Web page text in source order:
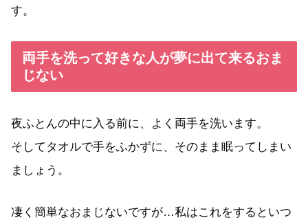
す。
両手を洗って好きな人が夢に出て来るおま
じない
夜ふとんの中に入る前に、よく両手を洗います。
そしてタオルで手をふかずに、そのまま眠ってしまい
ましょう。
凄く簡単なおまじないですが…私はこれをするといつ